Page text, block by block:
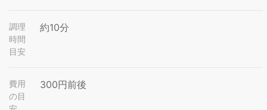
調理
時間
目安
約10分
費用
の目
300円前後